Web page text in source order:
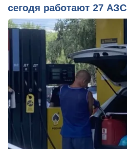
сегодя работают 27 АЗС